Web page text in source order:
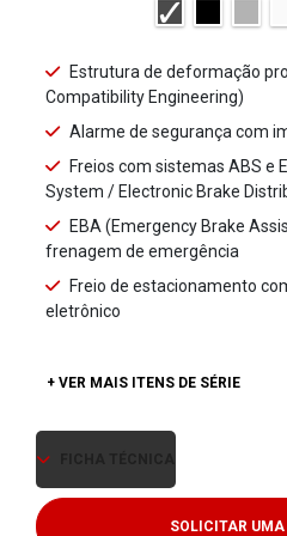
Estrutura de deformação
Compatibility Engineering)
Alarme de segurança com
Freios com sistemas ABS e
System / Electronic Brake
EBA (Emergency Brake
frenagem de emergência
Freio de estacionamento
eletrônico
+ VER MAIS ITENS DE SÉRIE
SOLICITAR UMA